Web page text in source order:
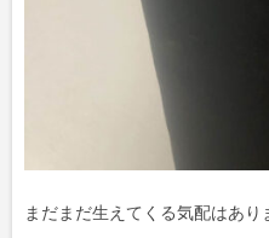
まだまだ生えてくる気配はあり